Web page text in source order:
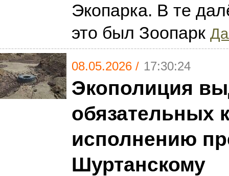
Экопарка. В те
это был Зоопарк
08.05.2026 / 17:30:24
Экополиция
обязательных
исполнению
Шуртанскому